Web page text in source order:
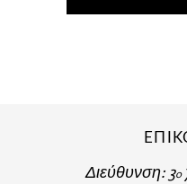
Διεύθυνση: 3o